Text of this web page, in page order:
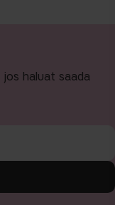
haluat saada